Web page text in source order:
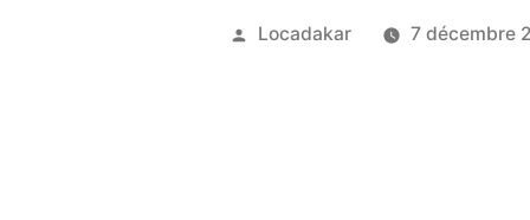
Publié
Locadakar 7 décembre